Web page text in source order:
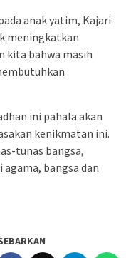
anak yatim, Kajari
meningkatkan
kita bahwa masih
ini pahala akan
kenikmatan ini.
tunas bangsa,
bangsa dan